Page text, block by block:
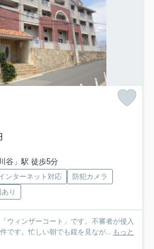
谷」駅 徒歩5分
ンターネット対応
防犯カメラ
り
ウィンザーコート」です。不審者が侵入
です。忙しい朝でも鏡を見なが...
もっと